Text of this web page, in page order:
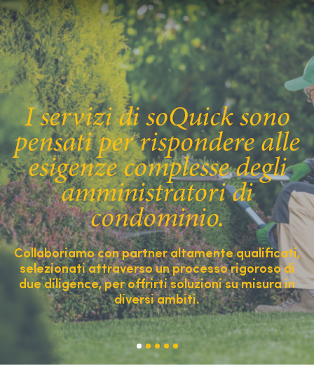
I servizi di soQuick sono
pensati per rispondere alle
esigenze complesse degli
amministratori di
condominio.
Collaboriamo con partner altamente qualificati,
selezionati attraverso un processo rigoroso di
due diligence, per offrirti soluzioni su misura in
diversi ambiti.